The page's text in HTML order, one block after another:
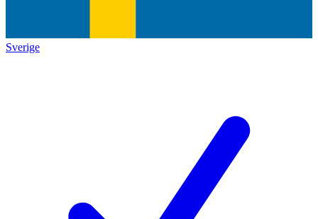
Sverige